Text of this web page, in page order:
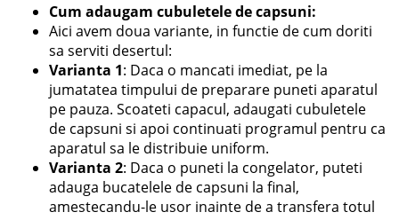
Cum adaugam cubuletele de capsuni:
Aici avem doua variante, in functie de cum doriti
sa serviti desertul:
Varianta 1: Daca o mancati imediat, pe la
jumatatea timpului de preparare puneti aparatul
pe pauza. Scoateti capacul, adaugati cubuletele
de capsuni si apoi continuati programul pentru ca
aparatul sa le distribuie uniform.
Varianta 2: Daca o puneti la congelator, puteti
adauga bucatelele de capsuni la final,
amestecandu-le usor inainte de a transfera totul